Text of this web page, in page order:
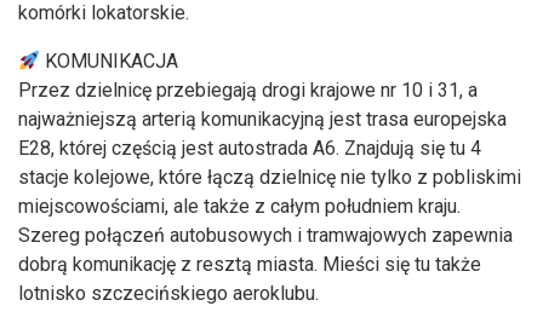
komórki lokatorskie.
KOMUNIKACJA
Przez dzielnicę przebiegają drogi krajowe nr 10 i 31, a
najważniejszą arterią komunikacyjną jest trasa europejska
E28, której częścią jest autostrada A6. Znajdują się tu 4
stacje kolejowe, które łączą dzielnicę nie tylko z pobliskimi
miejscowościami, ale także z całym południem kraju.
Szereg połączeń autobusowych i tramwajowych zapewnia
dobrą komunikację z resztą miasta. Mieści się tu także
lotnisko szczecińskiego aeroklubu.